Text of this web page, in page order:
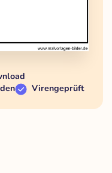
Virengeprüft